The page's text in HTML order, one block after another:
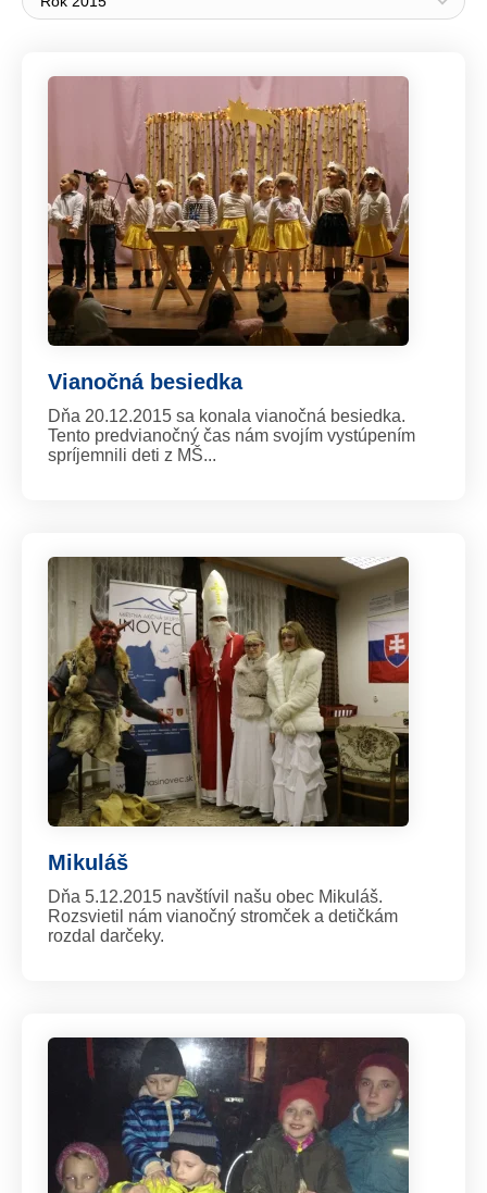
Vianočná besiedka
Dňa 20.12.2015 sa konala vianočná besiedka.
Tento predvianočný čas nám svojím vystúpením
spríjemnili deti z MŠ...
Mikuláš
Dňa 5.12.2015 navštívil našu obec Mikuláš.
Rozsvietil nám vianočný stromček a detičkám
rozdal darčeky.